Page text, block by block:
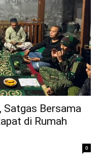
Satgas Bersama
di Rumah
0